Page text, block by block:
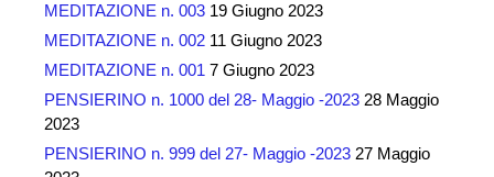
MEDITAZIONE n. 003 19 Giugno 2023
MEDITAZIONE n. 002 11 Giugno 2023
MEDITAZIONE n. 001 7 Giugno 2023
PENSIERINO n. 1000 del 28- Maggio -2023 28 Maggio
2023
PENSIERINO n. 999 del 27- Maggio -2023 27 Maggio